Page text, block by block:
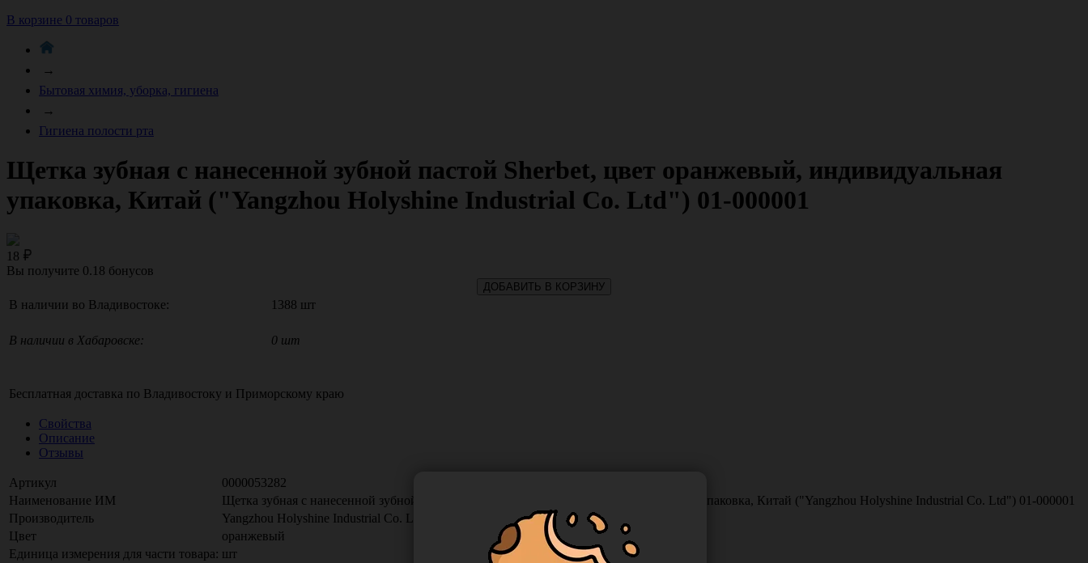
В корзине 0 товаров
→
Бытовая химия, уборка, гигиена
→
Гигиена полости рта
Щетка зубная c нанесенной зубной пастой Sherbet, цвет оранжевый, индивидуальная
упаковка, Китай ("Yangzhou Holyshine Industrial Co. Ltd") 01-000001
18
Вы получите 0.18 бонусов
ДОБАВИТЬ В КОРЗИНУ
В наличии во Владивостоке: 1388 шт
В наличии в Хабаровске: 0 шт
Бесплатная доставка по Владивостоку и Приморскому краю
Свойства
Описание
Отзывы
Артикул
0000053282
Наименование ИМ
Щетка зубная c нанесенной зубной пастой Sherbet, цвет оранжевый, индивидуальная упаковка, Китай ("Yangzhou Holyshine Industrial Co. Ltd") 01-000001
Производитель
Yangzhou Holyshine Industrial Co. Ltd
Цвет
оранжевый
Единица измерения для части товара: шт